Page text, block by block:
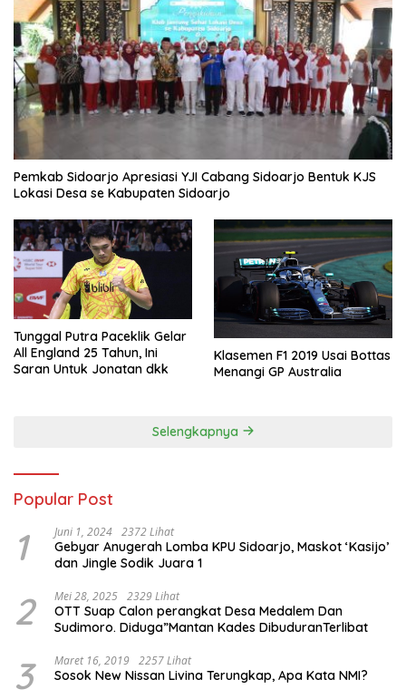
Pemkab Sidoarjo Apresiasi YJI Cabang Sidoarjo Bentuk KJS
Lokasi Desa se Kabupaten Sidoarjo
Tunggal Putra Paceklik Gelar
All England 25 Tahun, Ini
Saran Untuk Jonatan dkk
Klasemen F1 2019 Usai Bottas
Menangi GP Australia
Selengkapnya
Popular Post
1 Juni 1, 2024 2372 Lihat
Gebyar Anugerah Lomba KPU Sidoarjo, Maskot ‘Kasijo’
dan Jingle Sodik Juara 1
2 Mei 28, 2025 2329 Lihat
OTT Suap Calon perangkat Desa Medalem Dan
Sudimoro. Diduga”Mantan Kades DibuduranTerlibat
3 Maret 16, 2019 2257 Lihat
Sosok New Nissan Livina Terungkap, Apa Kata NMI?